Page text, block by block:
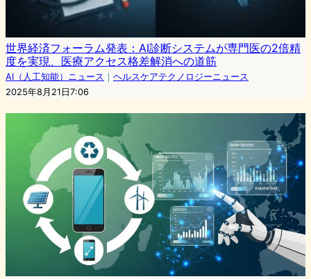
世界経済フォーラム発表：AI診断システムが専門医の2倍精
度を実現、医療アクセス格差解消への道筋
AI（人工知能）ニュース ｜ ヘルスケアテクノロジーニュース
2025年8月21日7:06